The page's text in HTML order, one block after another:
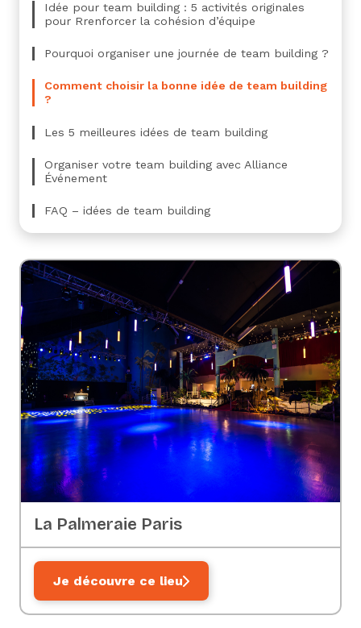
Idée pour team building : 5 activités originales
pour Rrenforcer la cohésion d’équipe
Pourquoi organiser une journée de team building ?
Comment choisir la bonne idée de team building
?
Les 5 meilleures idées de team building
Organiser votre team building avec Alliance
Événement
FAQ – idées de team building
La Palmeraie Paris
Je découvre ce lieu